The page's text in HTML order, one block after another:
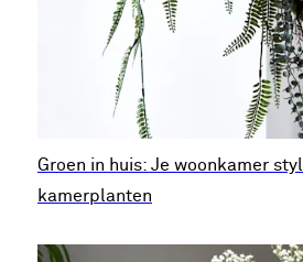
Groen in huis: Je woonkamer
kamerplanten